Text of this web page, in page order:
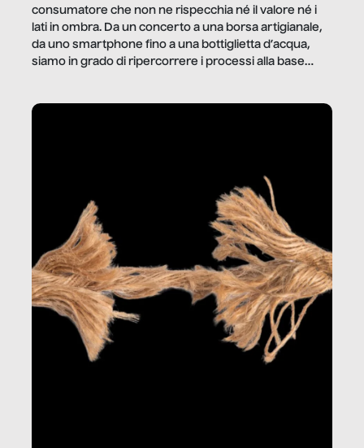
consumatore che non ne rispecchia né il valore né i
lati in ombra. Da un concerto a una borsa artigianale,
da uno smartphone fino a una bottiglietta d’acqua,
siamo in grado di ripercorrere i processi alla base
dietro gli oggetti e i servizi che fanno la nostra vita